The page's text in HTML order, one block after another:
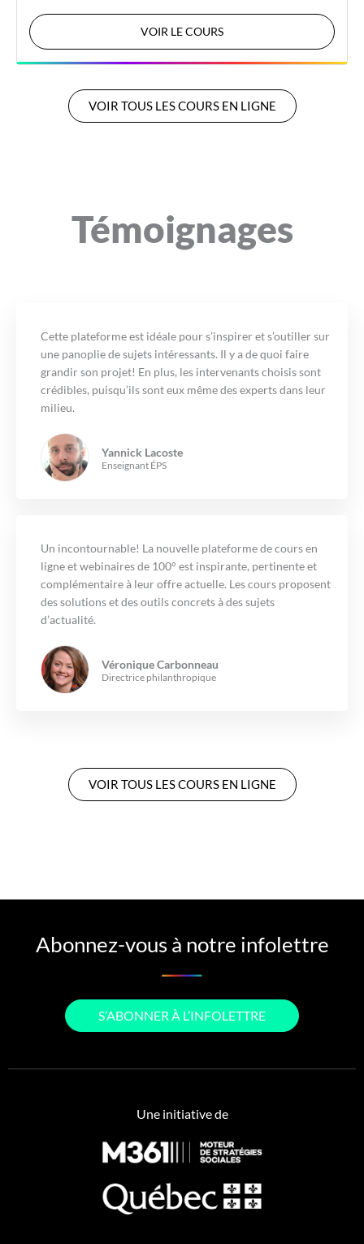
VOIR LE COURS
VOIR TOUS LES COURS EN LIGNE
Témoignages
Cette plateforme est idéale pour s’inspirer et s’outiller sur
une panoplie de sujets intéressants. Il y a de quoi faire
grandir son projet! En plus, les intervenants choisis sont
crédibles, puisqu’ils sont eux même des experts dans leur
milieu.
Yannick Lacoste
Enseignant ÉPS
Un incontournable! La nouvelle plateforme de cours en
ligne et webinaires de 100° est inspirante, pertinente et
complémentaire à leur offre actuelle. Les cours proposent
des solutions et des outils concrets à des sujets
d’actualité.
Véronique Carbonneau
Directrice philanthropique
VOIR TOUS LES COURS EN LIGNE
Abonnez-vous à notre infolettre
S’ABONNER À L’INFOLETTRE
Une initiative de